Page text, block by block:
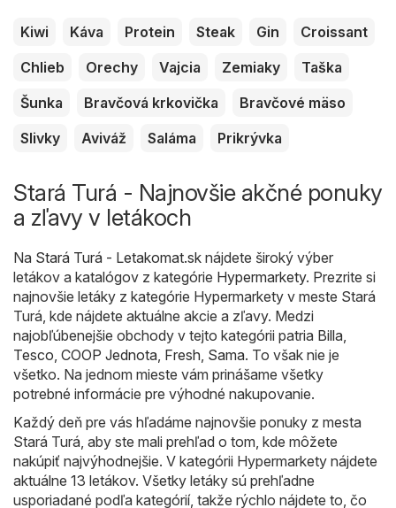
Kiwi Káva Protein Steak Gin
Croissant
Chlieb
Orechy Vajcia Zemiaky
Taška
Šunka
Bravčová krkovička
Bravčové mäso
Slivky
Aviváž Saláma Prikrývka
Stará Turá - Najnovšie akčné ponuky
a zľavy v letákoch
Na Stará Turá - Letakomat.sk nájdete široký výber
letákov a katalógov z kategórie Hypermarkety. Prezrite si
najnovšie letáky z kategórie Hypermarkety v meste Stará
Turá, kde nájdete aktuálne akcie a zľavy. Medzi
najobľúbenejšie obchody v tejto kategórii patria Billa
Tesco COOP Jednota Fresh Sama. To však nie je
všetko. Na jednom mieste vám prinášame všetky
potrebné informácie pre výhodné nakupovanie.
Každý deň pre vás hľadáme najnovšie ponuky z mesta
Stará Turá, aby ste mali prehľad o tom, kde môžete
nakúpiť najvýhodnejšie. V kategórii Hypermarkety nájdete
aktuálne 13 letákov. Všetky letáky sú prehľadne
usporiadané podľa kategórií, takže rýchlo nájdete to, čo